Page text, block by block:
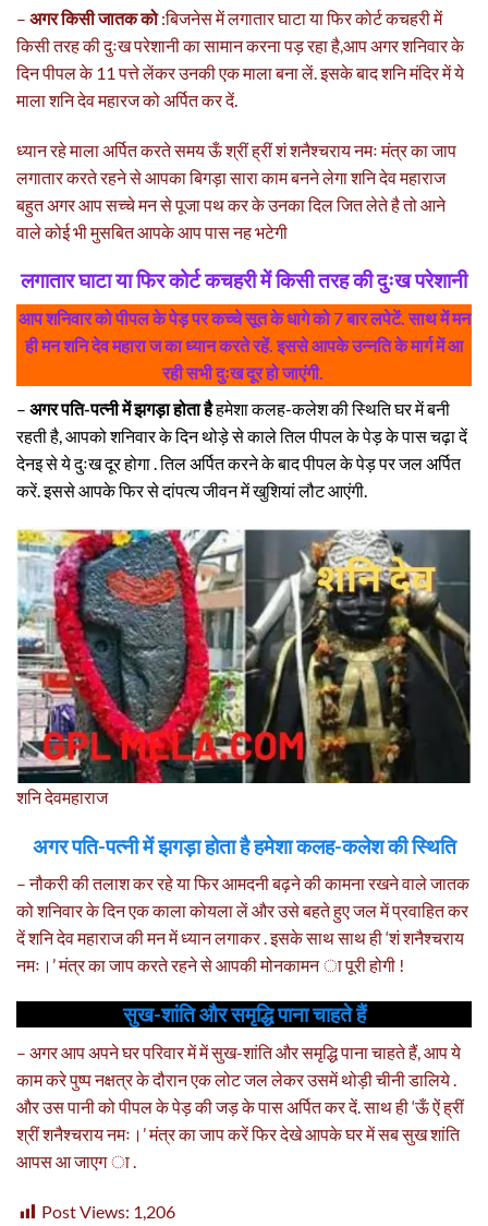
– अगर किसी जातक को:बिजनेस में लगातार घाटा या फिर कोर्ट कचहरी में
किसी तरह की दुःख परेशानी का सामान करना पड़ रहा है,आप अगर शनिवार के
दिन पीपल के 11 पत्ते लेंकर उनकी एक माला बना लें. इसके बाद शनि मंदिर में ये
माला शनि देव महारज को अर्पित कर दें.
ध्यान रहे माला अर्पित करते समय ऊँ श्रीं ह्रीं शं शनैश्चराय नमः मंत्र का जाप
लगातार करते रहने से आपका बिगड़ा सारा काम बनने लेगा शनि देव महाराज
बहुत अगर आप सच्चे मन से पूजा पथ कर के उनका दिल जित लेते है तो आने
वाले कोई भी मुसबित आपके आप पास नह भटेगी
लगातार घाटा या फिर कोर्ट कचहरी में किसी तरह की दुःख परेशानी
आप शनिवार को पीपल के पेड़ पर कच्चे सूत के धागे को 7 बार लपेटें. साथ में मन
ही मन शनि देव महारा ज का ध्यान करते रहें. इससे आपके उन्नति के मार्ग में आ
रही सभी दुःख दूर हो जाएंगी.
– अगर पति-पत्नी में झगड़ा होता हैहमेशा कलह-कलेश की स्थिति घर में बनी
रहती है, आपको शनिवार के दिन थोड़े से काले तिल पीपल के पेड़ के पास चढ़ा दें
देनइ से ये दुःख दूर होगा . तिल अर्पित करने के बाद पीपल के पेड़ पर जल अर्पित
करें. इससे आपके फिर से दांपत्य जीवन में खुशियां लौट आएंगी.
शनि देवमहाराज
अगर पति-पत्नी में झगड़ा होता है हमेशा कलह-कलेश की स्थिति
– नौकरी की तलाश कर रहे या फिर आमदनी बढ़ने की कामना रखने वाले जातक
को शनिवार के दिन एक काला कोयला लें और उसे बहते हुए जल में प्रवाहित कर
दें शनि देव महाराज की मन में ध्यान लगाकर . इसके साथ साथ ही ‘शं शनैश्चराय
नमः।’ मंत्र का जाप करते रहने से आपकी मोनकामन ा पूरी होगी !
सुख-शांति और समृद्धि पाना चाहते हैं
– अगर आप अपने घर परिवार में में सुख-शांति और समृद्धि पाना चाहते हैं, आप ये
काम करे पुष्प नक्षत्र के दौरान एक लोट जल लेकर उसमें थोड़ी चीनी डालिये .
और उस पानी को पीपल के पेड़ की जड़ के पास अर्पित कर दें. साथ ही ‘ऊँ ऐं ह्रीं
श्रीं शनैश्चराय नमः।’ मंत्र का जाप करें फिर देखे आपके घर में सब सुख शांति
आपस आ जाएग ा .
Post Views: 1,206